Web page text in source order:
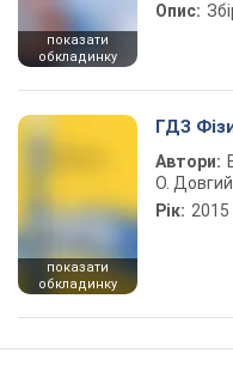
показати
обкладинку
Опис:
показати
обкладинку
ГДЗ
Автори:
О. Довгий
Рік: 2015